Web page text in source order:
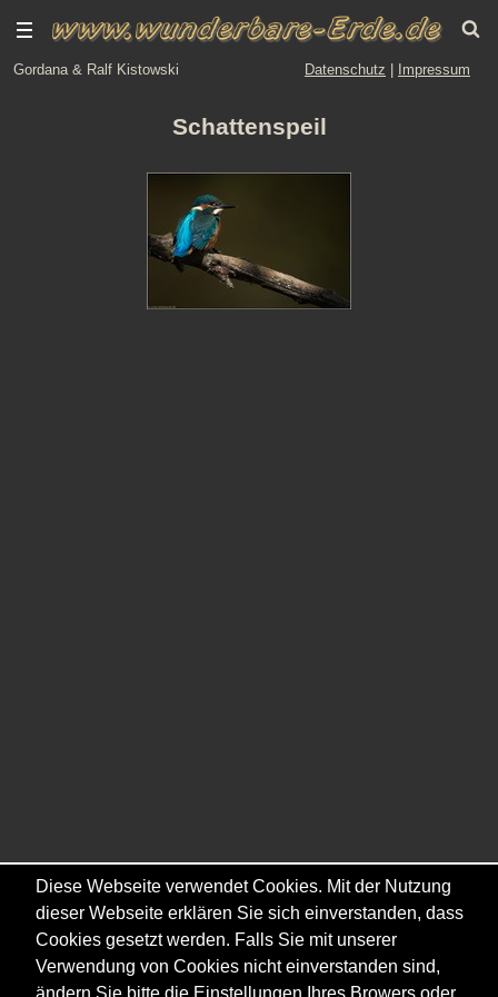
Gordana & Ralf Kistowski Datenschutz Impressum
Schattenspeil
Diese Webseite verwendet Cookies. Mit der Nutzung
dieser Webseite erklären Sie sich einverstanden, dass
Cookies gesetzt werden. Falls Sie mit unserer
Verwendung von Cookies nicht einverstanden sind,
ändern Sie bitte die Einstellungen Ihres Browers oder